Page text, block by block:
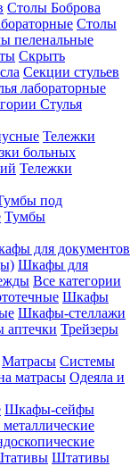
Столы Боброва
Столы
пеленальные
Скрыть
Секции стульев
лабораторные
Стулья
Тележки
больных
Тележки
под
Тумбы
для документов
Шкафы для
Все категории
Шкафы
Шкафы-стеллажи
Трейзеры
Матрасы Системы
матрасы Одеяла и
Шкафы-сейфы
Штативы